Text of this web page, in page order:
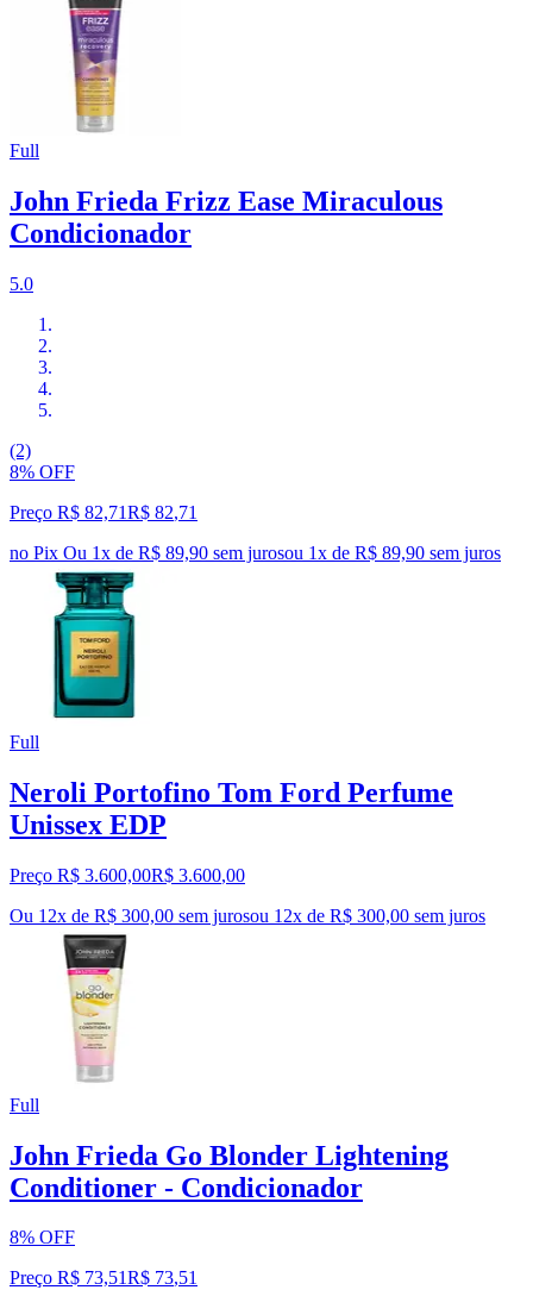
Full
John Frieda Frizz Ease Miraculous
Condicionador
5.0
(2)
8% OFF
Preço R$ 82,71R$ 82,71
no Pix Ou 1x de R$ 89,90 sem jurosou 1x de R$ 89,90 sem juros
Full
Neroli Portofino Tom Ford Perfume
Unissex EDP
Preço R$ 3.600,00R$ 3.600,00
Ou 12x de R$ 300,00 sem jurosou 12x de R$ 300,00 sem juros
Full
John Frieda Go Blonder Lightening
Conditioner - Condicionador
8% OFF
Preço R$ 73,51R$ 73,51